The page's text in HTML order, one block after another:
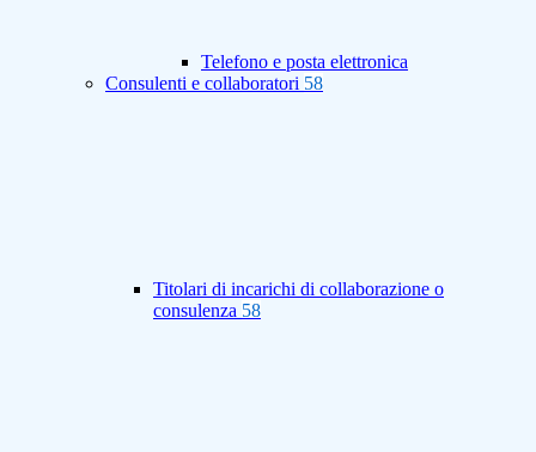
Telefono e posta elettronica
Consulenti e collaboratori 58
Titolari di incarichi di collaborazione o
consulenza 58